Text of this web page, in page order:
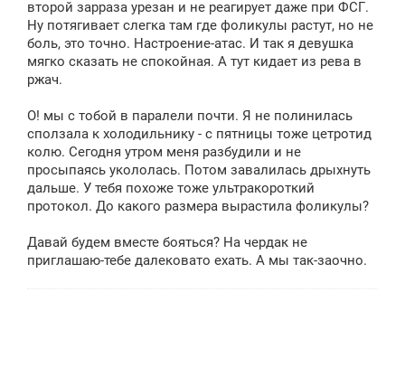
второй зарраза урезан и не реагирует даже при ФСГ.
Ну потягивает слегка там где фоликулы растут, но не
боль, это точно. Настроение-атас. И так я девушка
мягко сказать не спокойная. А тут кидает из рева в
ржач.
О! мы с тобой в паралели почти. Я не полинилась
сползала к холодильнику - с пятницы тоже цетротид
колю. Сегодня утром меня разбудили и не
просыпаясь укололась. Потом завалилась дрыхнуть
дальше. У тебя похоже тоже ультракороткий
протокол. До какого размера вырастила фоликулы?
Давай будем вместе бояться? На чердак не
приглашаю-тебе далековато ехать. А мы так-заочно.